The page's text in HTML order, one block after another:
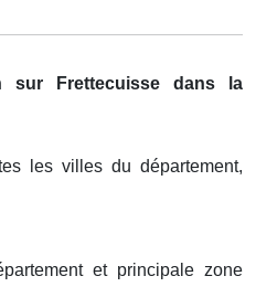
sur Frettecuisse dans la
les villes du département,
et principale zone